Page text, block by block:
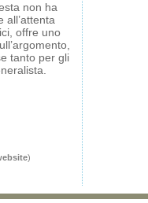
non ha
all’attenta
offre uno
tanto per gli
)